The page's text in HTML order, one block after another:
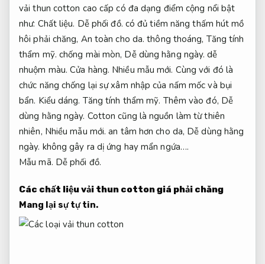
vải thun cotton cao cấp có đa dạng điểm cộng nổi bật
như: Chất liệu. Dễ phối đồ. có đủ tiềm năng thấm hút mồ
hôi phải chăng, An toàn cho da. thông thoáng, Tăng tính
thẩm mỹ. chống mài mòn, Dễ dùng hằng ngày. dễ
nhuộm màu.Cửa hàng. Nhiều mẫu mới. Cùng với đó là
chức năng chống lại sự xâm nhập của nấm mốc và bụi
bẩn. Kiểu dáng. Tăng tính thẩm mỹ. Thêm vào đó, Dễ
dùng hằng ngày. Cotton cũng là nguồn làm từ thiên
nhiên, Nhiều mẫu mới. an tâm hơn cho da, Dễ dùng hằng
ngày. không gây ra dị ứng hay mẩn ngứa….
Mẫu mã. Dễ phối đồ.
Các chất liệu vải thun cotton giá phải chăng
Mang lại sự tự tin.